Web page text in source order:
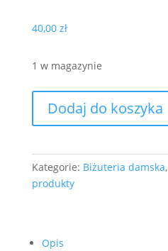
40,00 zł
1 w magazynie
Czerwona
bransoletka
ze
złotem
Dodaj do koszyka
Kategorie: Biżuteria damska,
produkty
Opis